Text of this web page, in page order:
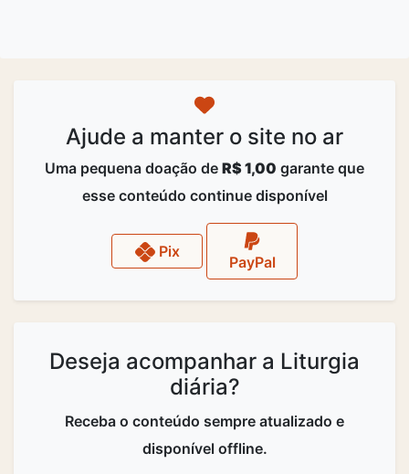
Ajude a manter o site no ar
Uma pequena doação de R$ 1,00 garante que
esse conteúdo continue disponível
Pix
PayPal
Deseja acompanhar a Liturgia
diária?
Receba o conteúdo sempre atualizado e
disponível offline.